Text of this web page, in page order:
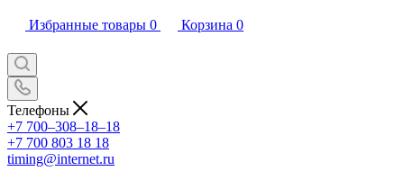
Избранные товары 0 Корзина 0
Телефоны
+7 700‒308‒18‒18
+7 700 803 18 18
timing@internet.ru